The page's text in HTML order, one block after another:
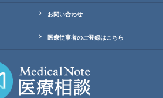
お問い合わせ
医療従事者のご登録はこちら